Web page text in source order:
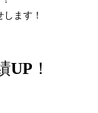
ます！
UP ！